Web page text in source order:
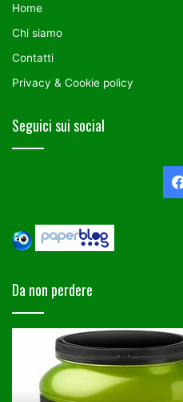
Home
Chi siamo
Contatti
Privacy & Cookie policy
Seguici sui social
Da non perdere
Camminare